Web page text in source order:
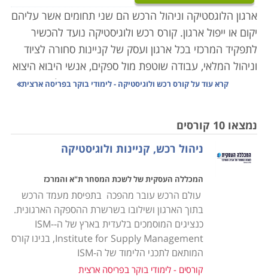
ארגון הלוגסטיקה וניהול הרכש הם שני תחומים אשר עליהם
יקום או ייפול ארגון. קורס רכש ולוגיסטיקה נועד להכשיר
לתפקיד המרכזי בכל ארגון ועסק של קניינות סחורה לציוד
וניהול המלאי, עבודה שוטפת מול ספקים, אנשי היבוא היצוא
והעובדים באופן מדויק, הדורש תיאום אחיד עם כל הגורמים
הנושאים הנלמדים בקורס הם ניהול המשאב האנושי, ניהול
איכות, ארגון ותפעול מלאי העסק, ניהול הצד הפיננסי,
עריכת חוזים ומציאת התאמה בין הצרכים של העסק ליכולת
התקציבית, שכן עסק שאינו מנהל את הרכש באופן תקין,
עשוי מהר מאוד להיקלע לקשיים שלעתים בלתי הפיכים.
הקורס אינו דורש כל ידע מוקדם, אך עם זאת נדרשת יכולת
ארגון וניהול שכן, מדובר בתפקיד עם הרבה אחריות, והבנה,
הן פיננסית והן משפטית, שכן, ככל שהארגון מורכב יותר, כך
קרא עוד עלקורס רכש ולוגיסטיקה - לימודי בוקר בפריסה ארצית
נמצאו 10 קורסים
ניהול רכש, קניינות ולוגיסטיקה
המכללה העסקית של לשכת המסחר ת"א והמרכז
עולם הרכש עובר מהפכה בתפיסת מעמד הרכש
בתוך הארגון ושילובו בשרשרת ההספקה הארגונית.
כנציגים המוסמכים בלעדית בארץ של ה-ISM-
Institute for Supply Management, בנינו קורס
המותאם לתכני הלימוד של ה-ISM
קורסים - לימודי בוקר בפריסה ארצית